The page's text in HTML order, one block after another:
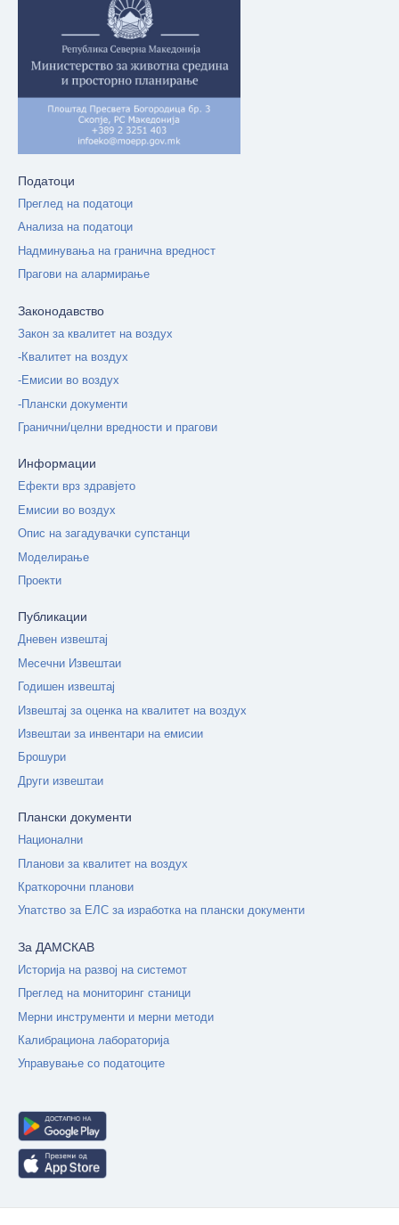
Податоци
Преглед на податоци
Анализа на податоци
Надминувања на гранична вредност
Прагови на алармирање
Законодавство
Закон за квалитет на воздух
-Квалитет на воздух
-Емисии во воздух
-Плански документи
Гранични/целни вредности и прагови
Информации
Ефекти врз здравјето
Емисии во воздух
Опис на загадувачки супстанци
Моделирање
Проекти
Публикации
Дневен извештај
Месечни Извештаи
Годишен извештај
Извештај за оценка на квалитет на воздух
Извештаи за инвентари на емисии
Брошури
Други извештаи
Плански документи
Национални
Планови за квалитет на воздух
Краткорочни планови
Упатство за ЕЛС за изработка на плански документи
За ДАМСКАВ
Историја на развој на системот
Преглед на мониторинг станици
Мерни инструменти и мерни методи
Калибрациона лабораторија
Управување со податоците